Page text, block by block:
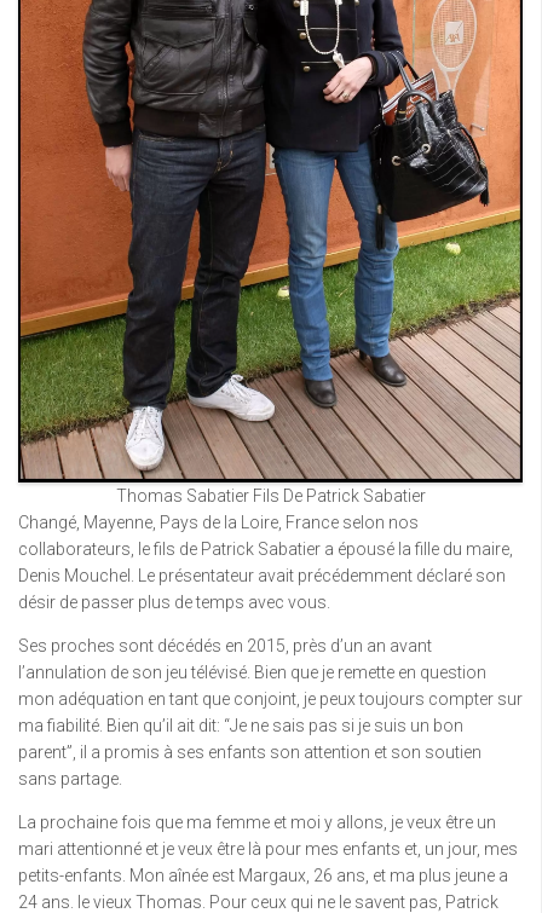
Thomas Sabatier Fils De Patrick Sabatier
Changé, Mayenne, Pays de la Loire, France selon nos
collaborateurs, le fils de Patrick Sabatier a épousé la fille du maire,
Denis Mouchel. Le présentateur avait précédemment déclaré son
désir de passer plus de temps avec vous.
Ses proches sont décédés en 2015, près d’un an avant
l’annulation de son jeu télévisé. Bien que je remette en question
mon adéquation en tant que conjoint, je peux toujours compter sur
ma fiabilité. Bien qu’il ait dit: “Je ne sais pas si je suis un bon
parent”, il a promis à ses enfants son attention et son soutien
sans partage.
La prochaine fois que ma femme et moi y allons, je veux être un
mari attentionné et je veux être là pour mes enfants et, un jour, mes
petits-enfants. Mon aînée est Margaux, 26 ans, et ma plus jeune a
24 ans. le vieux Thomas. Pour ceux qui ne le savent pas, Patrick